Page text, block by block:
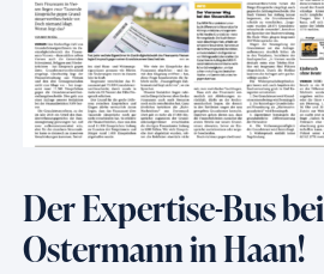
Der Expertise-Bus bei
Ostermann in Haan!